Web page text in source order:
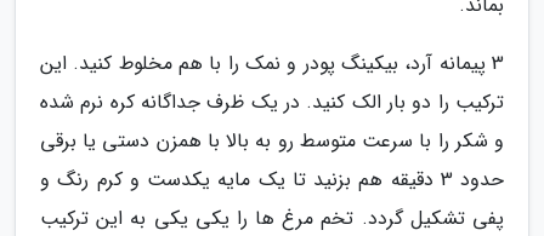
3 پیمانه آرد، بیکینگ پودر و نمک را با هم مخلوط کنید. این
ترکیب را دو بار الک کنید. در یک ظرف جداگانه کره نرم شده
و شکر را با سرعت متوسط رو به بالا با همزن دستی یا برقی
حدود 3 دقیقه هم بزنید تا یک مایه یکدست و کرم رنگ و
پفی تشکیل گردد. تخم مرغ ها را یکی یکی به این ترکیب